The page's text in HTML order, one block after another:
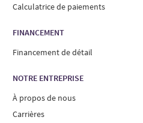
Calculatrice de paiements
FINANCEMENT
Financement de détail
NOTRE ENTREPRISE
À propos de nous
Carrières